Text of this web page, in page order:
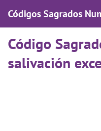
Códigos Sagrados
Código
salivación